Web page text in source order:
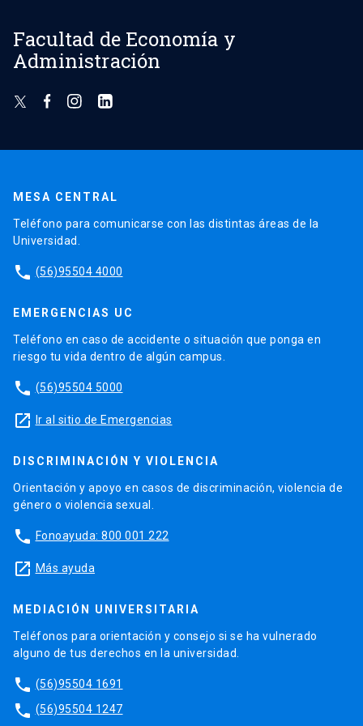
Facultad de Economía y
Administración
MESA CENTRAL
Teléfono para comunicarse con las distintas áreas de la
Universidad.
phone (56)95504 4000
EMERGENCIAS UC
Teléfono en caso de accidente o situación que ponga en
riesgo tu vida dentro de algún campus.
phone (56)95504 5000
launch Ir al sitio de Emergencias
DISCRIMINACIÓN Y VIOLENCIA
Orientación y apoyo en casos de discriminación, violencia de
género o violencia sexual.
phone Fonoayuda: 800 001 222
launch Más ayuda
MEDIACIÓN UNIVERSITARIA
Teléfonos para orientación y consejo si se ha vulnerado
alguno de tus derechos en la universidad.
phone (56)95504 1691
phone (56)95504 1247